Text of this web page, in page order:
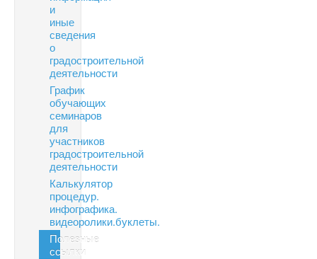
и
иные
сведения
о
градостроительной
деятельности
График
обучающих
семинаров
для
участников
градостроительной
деятельности
Калькулятор
процедур.
инфографика.
видеоролики.буклеты.
Полезные
ссылки